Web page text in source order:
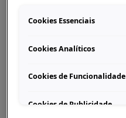
Cookies Essenciais
Cookies Analíticos
Cookies de Funcionalidade
Cookies de Publicidade